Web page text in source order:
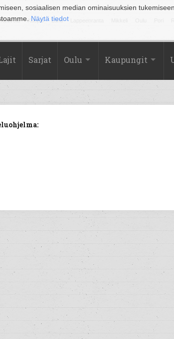
sosiaalisen median ominaisuuksien
Näytä tiedot
Kouvola Kuopio Lahti
Sarjat Oulu Kaupungit